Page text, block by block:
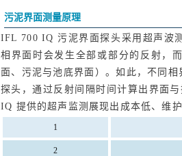
污泥界面测量原理
IFL 700 IQ 污泥界面探头采用超声波
相界面时会发生全部或部分的反射，
面、污泥与池底界面）。如此，不同
探头，通过反射间隔时间计算出界面
IQ 提供的超声监测展现出成本低、维
1
2